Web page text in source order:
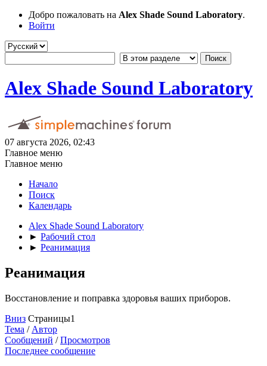
Добро пожаловать на Alex Shade Sound Laboratory.
Войти
Alex Shade Sound Laboratory
07 августа 2026, 02:43
Главное меню
Главное меню
Начало
Поиск
Календарь
Alex Shade Sound Laboratory
► Рабочий стол
► Реанимация
Реанимация
Восстановление и поправка здоровья ваших приборов.
Вниз Страницы1
Тема / Автор
Сообщений /Просмотров
Последнее сообщение